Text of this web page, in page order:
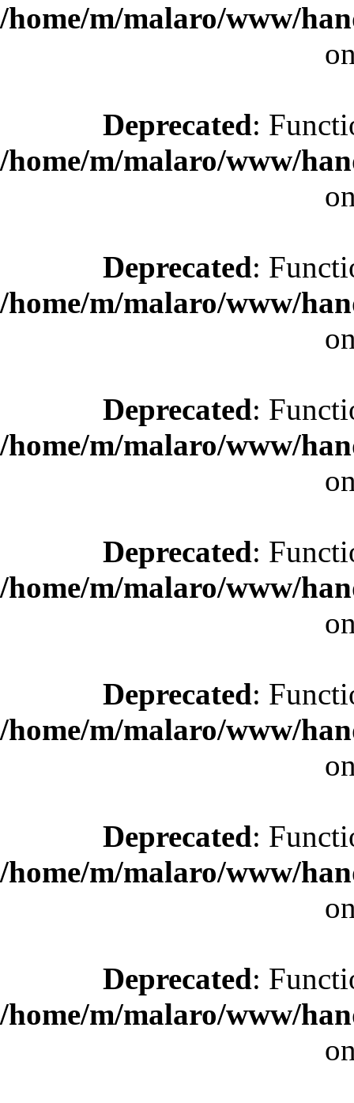
/home/m/malaro/www/
Deprecated:
/home/m/malaro/www/
Deprecated:
/home/m/malaro/www/
Deprecated:
/home/m/malaro/www/
Deprecated:
/home/m/malaro/www/
Deprecated:
/home/m/malaro/www/
Deprecated:
/home/m/malaro/www/
Deprecated:
/home/m/malaro/www/